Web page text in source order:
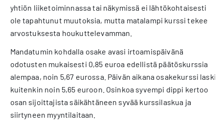
yhtiön liiketoiminnassa tai näkymissä ei lähtökohtaisesti
ole tapahtunut muutoksia, mutta matalampi kurssi tekee
arvostuksesta houkuttelevamman.
Mandatumin kohdalla osake avasi irtoamispäivänä
odotusten mukaisesti 0,85 euroa edellistä päätöskurssia
alempaa, noin 5,67 eurossa. Päivän aikana osakekurssi laski
kuitenkin noin 5,65 euroon. Osinkoa syvempi dippi kertoo
osan sijoittajista säikähtäneen syvää kurssilaskua ja
siirtyneen myyntilaitaan.